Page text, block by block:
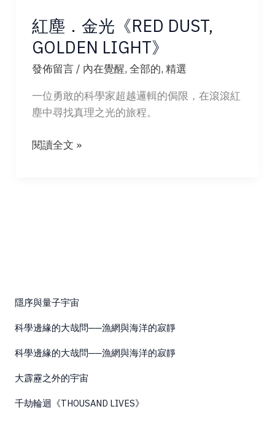
紅塵．金光《RED DUST,
GOLDEN LIGHT》
發佈留言 / 內在覺醒, 全部的, 精選
一位勇敢的科學家超越邏輯的侷限，在滾滾紅
塵中尋找真理之光的旅程。
紅
閱讀全文 »
隱序與量子宇宙
科學邊緣的大哉問──漁網與海洋的寂靜
科學邊緣的大哉問──漁網與海洋的寂靜
大霹靂之外的宇宙
千劫輪迴《THOUSAND LIVES》